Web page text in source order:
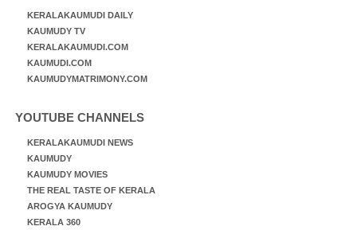
KERALAKAUMUDI DAILY
KAUMUDY TV
KERALAKAUMUDI.COM
KAUMUDI.COM
KAUMUDYMATRIMONY.COM
YOUTUBE CHANNELS
KERALAKAUMUDI NEWS
KAUMUDY
KAUMUDY MOVIES
THE REAL TASTE OF KERALA
AROGYA KAUMUDY
KERALA 360